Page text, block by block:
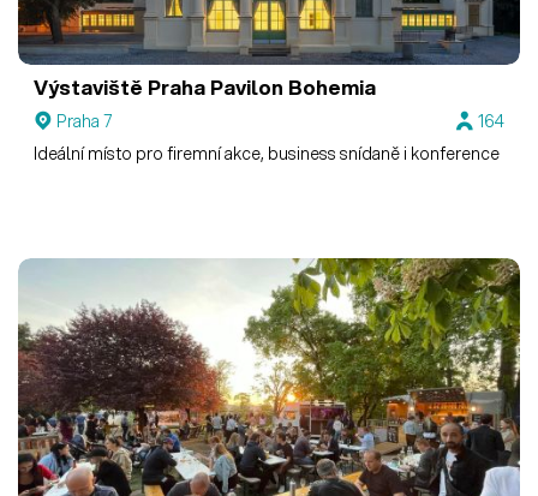
Výstaviště Praha Pavilon Bohemia
Praha 7
164
Ideální místo pro firemní akce, business snídaně i konference